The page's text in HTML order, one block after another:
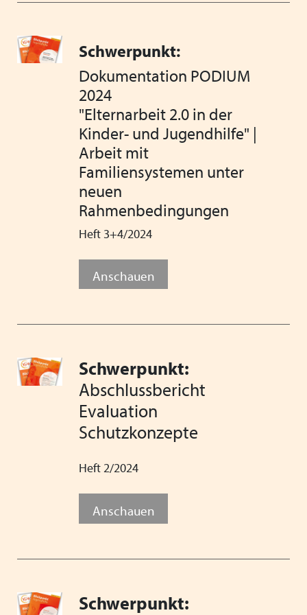
Schwerpunkt:
Dokumentation PODIUM
2024
"Elternarbeit 2.0 in der
Kinder- und Jugendhilfe" |
Arbeit mit
Familiensystemen unter
neuen
Rahmenbedingungen
Heft 3+4/2024
Anschauen
Schwerpunkt:
Abschlussbericht
Evaluation
Schutzkonzepte
Heft 2/2024
Anschauen
Schwerpunkt: